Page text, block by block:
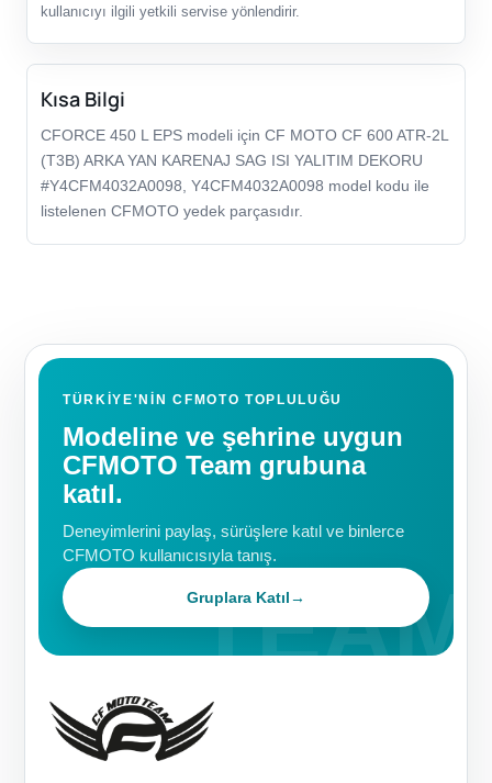
kullanıcıyı ilgili yetkili servise yönlendirir.
Kısa Bilgi
CFORCE 450 L EPS modeli için CF MOTO CF 600 ATR-2L
(T3B) ARKA YAN KARENAJ SAG ISI YALITIM DEKORU
#Y4CFM4032A0098, Y4CFM4032A0098 model kodu ile
listelenen CFMOTO yedek parçasıdır.
TÜRKIYE'NIN CFMOTO TOPLULUĞU
Modeline ve şehrine uygun
CFMOTO Team grubuna
katıl.
Deneyimlerini paylaş, sürüşlere katıl ve binlerce
CFMOTO kullanıcısıyla tanış.
Gruplara Katıl→